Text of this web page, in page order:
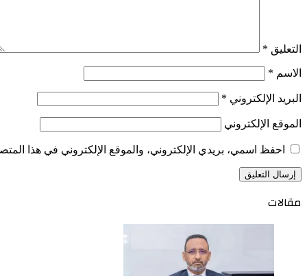
التعليق *
الاسم *
البريد الإلكتروني *
الموقع الإلكتروني
احفظ اسمي، بريدي الإلكتروني، والموقع الإلكتروني في هذا
مقالات